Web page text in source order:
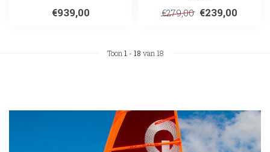
€939,00 €279,00 €239,00
Toon 1 - 18 van 18